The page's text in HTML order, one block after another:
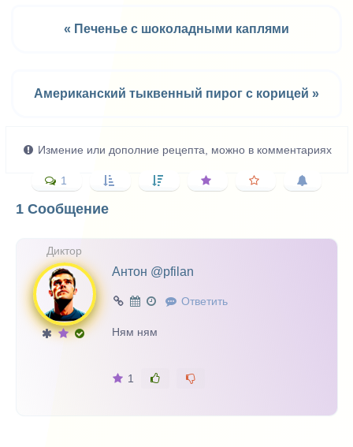
« Печенье с шоколадными каплями
Американский тыквенный пирог с корицей »
Измение или дополние рецепта, можно в комментариях
1
1 Сообщение
Диктор
Антон @pfilan
Ответить
Ням ням
1